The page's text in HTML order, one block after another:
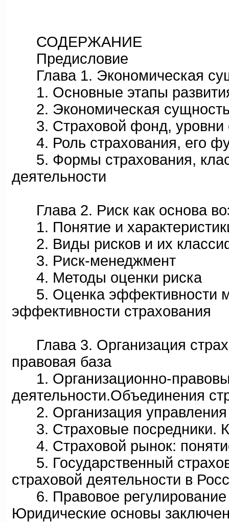
СОДЕРЖАНИЕ
Предисловие
Глава 1. Экономическая
1. Основные этапы
2. Экономическая сущность
3. Страховой фонд, уровни
4. Роль страхования, его
5. Формы страхования,
деятельности
Глава 2. Риск как основа
1. Понятие и
2. Виды рисков и их
3. Риск-менеджмент
4. Методы оценки риска
5. Оценка эффективности
эффективности страхования
Глава 3. Организация
правовая база
1. Организационно-
деятельности.Объединения
2. Организация управления
3. Страховые посредники.
4. Страховой рынок:
5. Государственный
страховой деятельности в
6. Правовое регулирование
Юридические основы